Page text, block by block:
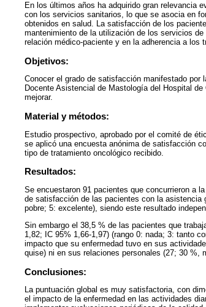
En los últimos años ha adquirido gran relevancia
con los servicios sanitarios, lo que se asocia en
obtenidos en salud. La satisfacción de los
mantenimiento de la utilización de los servicios
relación médico-paciente y en la adherencia a los
Objetivos:
Conocer el grado de satisfacción manifestado por
Docente Asistencial de Mastología del Hospital
mejorar.
Material y métodos:
Estudio prospectivo, aprobado por el comité de
se aplicó una encuesta anónima de satisfacción
tipo de tratamiento oncológico recibido.
Resultados:
Se encuestaron 91 pacientes que concurrieron a
de satisfacción de las pacientes con la asistencia
pobre; 5: excelente), siendo este resultado
Sin embargo el 38,5 % de las pacientes que
1,82; IC 95% 1,66-1,97) (rango 0: nada; 3: tanto
impacto que su enfermedad tuvo en sus
quise) ni en sus relaciones personales (27; 30 %,
Conclusiones:
La puntuación global es muy satisfactoria, con
el impacto de la enfermedad en las actividades